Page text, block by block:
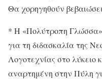
Θα χορηγηθούν
* Η «Πολύτροπη
για τη διδασκαλία της
Λογοτεχνίας στο λύκειο
αναρτημένη στην Πύλη